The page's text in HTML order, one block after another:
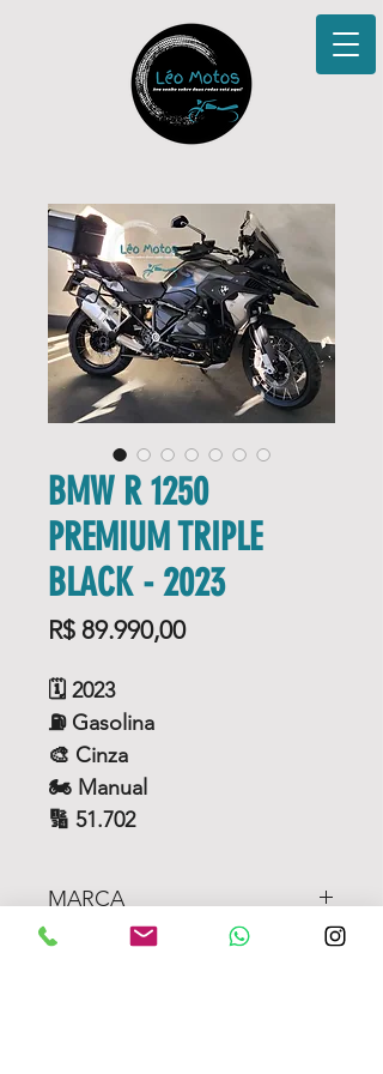
BMW R 1250
PREMIUM TRIPLE
BLACK - 2023
R$ 89.990,00Price
🗓️ 2023
⛽ Gasolina
🎨 Cinza
🏍️ Manual
🔢 51.702
MARCA
BMW